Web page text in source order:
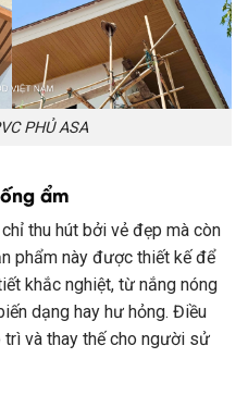
PHỦ ASA
ẩm
thu hút bởi vẻ đẹp mà còn
phẩm này được thiết kế để
khắc nghiệt, từ nắng nóng
dạng hay hư hỏng. Điều
và thay thế cho người sử